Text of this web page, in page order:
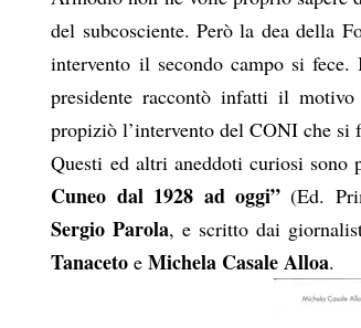
del subcosciente. Però la dea della
intervento il secondo campo si
presidente raccontò infatti il
propiziò l’intervento del CONI che si
Questi ed altri aneddoti curiosi sono
Cuneo dal 1928 ad oggi”(Ed.
Sergio Parola, e scritto dai
Tanaceto eMichela Casale Alloa.